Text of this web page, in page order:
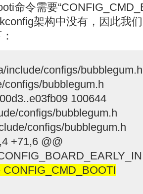
命令需要
架构中没有，因此我
include/configs/bubblegum.h
configs/bubblegum.h
100644
configs/bubblegum.h
configs/bubblegum.h
+71,6 @@
CONFIG_CMD_BOOTI